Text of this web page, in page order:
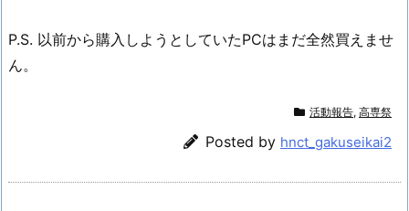
P.S. 以前から購入しようとしていたPCはまだ全然買えませ
ん。
活動報告, 高専祭
Posted by hnct_gakuseikai2